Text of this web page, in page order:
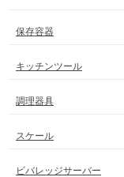
保存容器
キッチンツール
調理器具
スケール
ビバレッジサーバー